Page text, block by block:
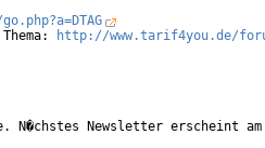
http://www.tarif4you.de/
N�chstes Newsletter erscheint